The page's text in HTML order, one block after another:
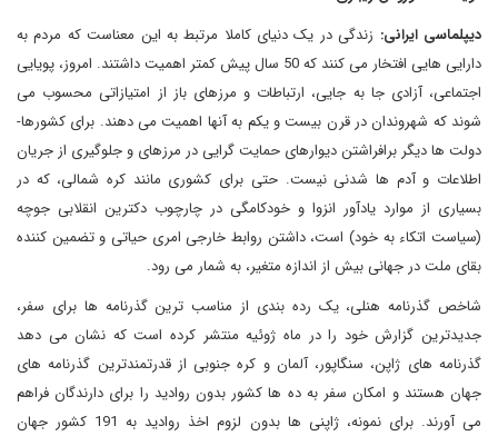
دیپلماسی ایرانی: زندگی در یک دنیای کاملا مرتبط به این معناست که مردم به
دارایی هایی افتخار می کنند که 50 سال پیش کمتر اهمیت داشتند. امروز، پویایی
اجتماعی، آزادی جا به جایی، ارتباطات و مرزهای باز از امتیازاتی محسوب می
شوند که شهروندان در قرن بیست و یکم به آنها اهمیت می دهند. برای کشورها-
دولت ها دیگر برافراشتن دیوارهای حمایت گرایی در مرزهای و جلوگیری از جریان
اطلاعات و آدم ها شدنی نیست. حتی برای کشوری مانند کره شمالی، که در
بسیاری از موارد یادآور انزوا و خودکامگی در چارچوب دکترین انقلابی جوچه
(سیاست اتکاء به خود) است، داشتن روابط خارجی امری حیاتی و تضمین کننده
بقای ملت در جهانی بیش از اندازه متغیر، به شمار می رود.
شاخص گذرنامه هنلی، یک رده بندی از مناسب ترین گذرنامه ها برای سفر،
جدیدترین گزارش خود را در ماه ژوئیه منتشر کرده است که نشان می دهد
گذرنامه های ژاپن، سنگاپور، آلمان و کره جنوبی از قدرتمندترین گذرنامه های
جهان هستند و امکان سفر به ده ها کشور بدون روادید را برای دارندگان فراهم
می آورند. برای نمونه، ژاپنی ها بدون لزوم اخذ روادید به 191 کشور جهان